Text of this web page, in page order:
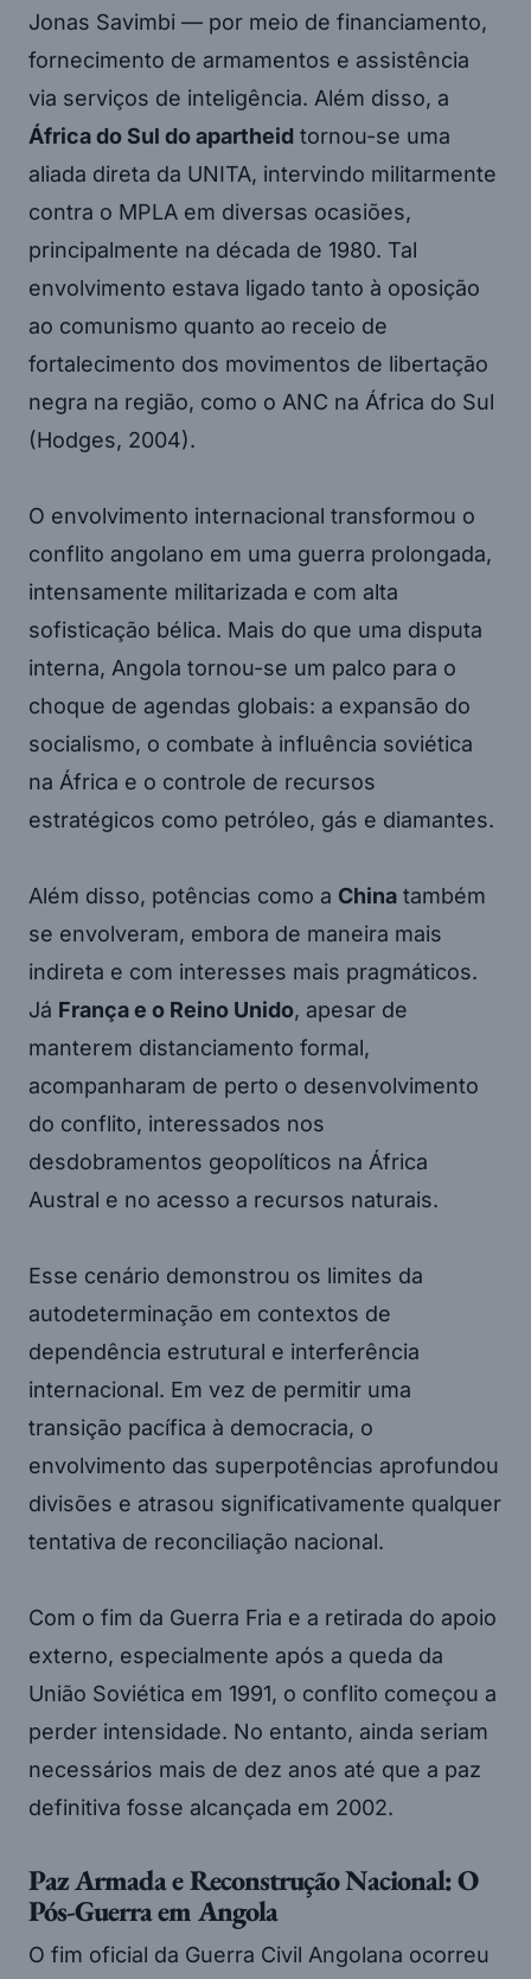
Jonas Savimbi — por meio de financiamento,
fornecimento de armamentos e assistência
via serviços de inteligência. Além disso, a
África do Sul do apartheid tornou-se uma
aliada direta da UNITA, intervindo militarmente
contra o MPLA em diversas ocasiões,
principalmente na década de 1980. Tal
envolvimento estava ligado tanto à oposição
ao comunismo quanto ao receio de
fortalecimento dos movimentos de libertação
negra na região, como o ANC na África do Sul
(Hodges, 2004).
O envolvimento internacional transformou o
conflito angolano em uma guerra prolongada,
intensamente militarizada e com alta
sofisticação bélica. Mais do que uma disputa
interna, Angola tornou-se um palco para o
choque de agendas globais: a expansão do
socialismo, o combate à influência soviética
na África e o controle de recursos
estratégicos como petróleo, gás e diamantes.
Além disso, potências como a China também
se envolveram, embora de maneira mais
indireta e com interesses mais pragmáticos.
Já França e o Reino Unido, apesar de
manterem distanciamento formal,
acompanharam de perto o desenvolvimento
do conflito, interessados nos
desdobramentos geopolíticos na África
Austral e no acesso a recursos naturais.
Esse cenário demonstrou os limites da
autodeterminação em contextos de
dependência estrutural e interferência
internacional. Em vez de permitir uma
transição pacífica à democracia, o
envolvimento das superpotências aprofundou
divisões e atrasou significativamente qualquer
tentativa de reconciliação nacional.
Com o fim da Guerra Fria e a retirada do apoio
externo, especialmente após a queda da
União Soviética em 1991, o conflito começou a
perder intensidade. No entanto, ainda seriam
necessários mais de dez anos até que a paz
definitiva fosse alcançada em 2002.
Paz Armada e Reconstrução Nacional: O
Pós-Guerra em Angola
O fim oficial da Guerra Civil Angolana ocorreu